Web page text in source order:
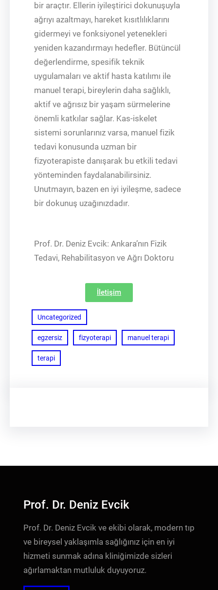
bir araçtır. Ellerin iyileştirici dokunuşuyla
ağrıyı azaltmayı, hareket kısıtlılıklarını
gidermeyi ve fonksiyonel yetenekleri
yeniden kazandırmayı hedefler. Bütüncül
değerlendirme, spesifik teknik
uygulamaları ve aktif hasta katılımı ile
manuel terapi, bireylerin daha sağlıklı,
aktif ve ağrısız bir yaşam sürmelerine
önemli katkılar sağlar. Kas-iskelet
sistemi sorunlarınız varsa, manuel fizik
tedavi konusunda uzman bir
fizyoterapiste danışarak bu etkili tedavi
yönteminden faydalanabilirsiniz.
Unutmayın, bazen en iyi iyileşme, sadece
bir dokunuş uzağınızdadır.
Prof. Dr. Deniz Evcik: Ankara’nın Fizik
Tedavi, Rehabilitasyon ve Ağrı Doktoru
İletişim
Uncategorized
egzersiz fizyoterapi manuel terapi
terapi
Prof. Dr. Deniz Evcik
Prof. Dr. Deniz Evcik ve ekibi olarak, modern tıp
ve bireysel yaklaşımla sağlığınız için en iyi
hizmeti sunmak adına kliniğimizde sizleri
ağırlamaktan mutluluk duyuyoruz.